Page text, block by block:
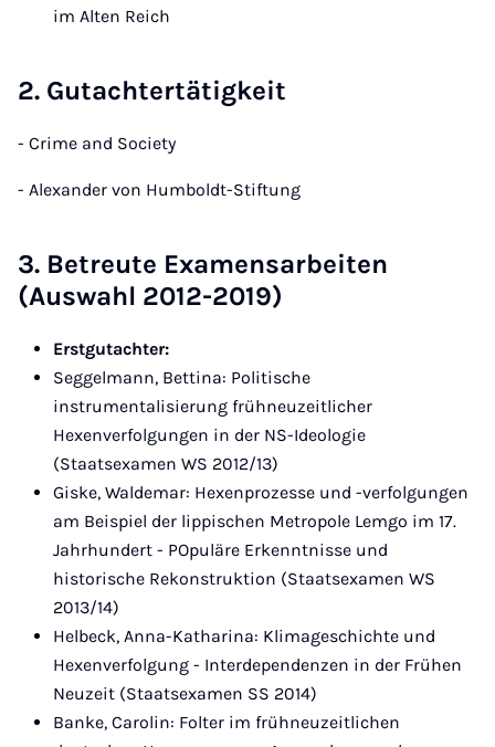
im Alten Reich
2. Gutachtertätigkeit
- Crime and Society
- Alexander von Humboldt-Stiftung
3. Betreute Examensarbeiten
(Auswahl 2012-2019)
Erstgutachter:
Seggelmann, Bettina: Politische
instrumentalisierung frühneuzeitlicher
Hexenverfolgungen in der NS-Ideologie
(Staatsexamen WS 2012/13)
Giske, Waldemar: Hexenprozesse und -verfolgungen
am Beispiel der lippischen Metropole Lemgo im 17.
Jahrhundert - POpuläre Erkenntnisse und
historische Rekonstruktion (Staatsexamen WS
2013/14)
Helbeck, Anna-Katharina: Klimageschichte und
Hexenverfolgung - Interdependenzen in der Frühen
Neuzeit (Staatsexamen SS 2014)
Banke, Carolin: Folter im frühneuzeitlichen